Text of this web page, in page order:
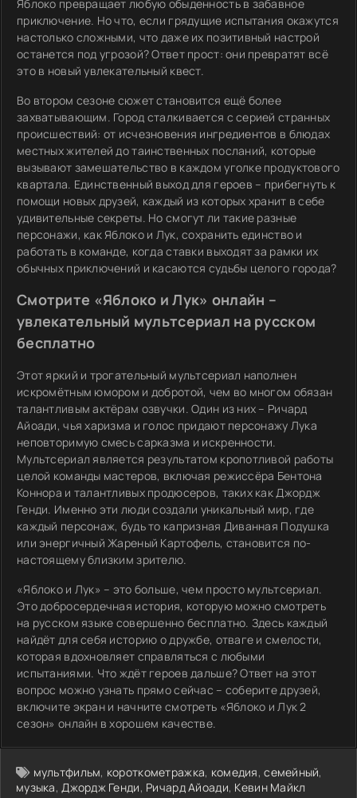
Яблоко превращает любую обыденность в забавное
приключение. Но что, если грядущие испытания окажутся
настолько сложными, что даже их позитивный настрой
останется под угрозой? Ответ прост: они превратят всё
это в новый увлекательный квест.
Во втором сезоне сюжет становится ещё более
захватывающим. Город сталкивается с серией странных
происшествий: от исчезновения ингредиентов в блюдах
местных жителей до таинственных посланий, которые
вызывают замешательство в каждом уголке продуктового
квартала. Единственный выход для героев – прибегнуть к
помощи новых друзей, каждый из которых хранит в себе
удивительные секреты. Но смогут ли такие разные
персонажи, как Яблоко и Лук, сохранить единство и
работать в команде, когда ставки выходят за рамки их
обычных приключений и касаются судьбы целого города?
Смотрите «Яблоко и Лук» онлайн –
увлекательный мультсериал на русском
бесплатно
Этот яркий и трогательный мультсериал наполнен
искромётным юмором и добротой, чем во многом обязан
талантливым актёрам озвучки. Один из них – Ричард
Айоади, чья харизма и голос придают персонажу Лука
неповторимую смесь сарказма и искренности.
Мультсериал является результатом кропотливой работы
целой команды мастеров, включая режиссёра Бентона
Коннора и талантливых продюсеров, таких как Джордж
Генди. Именно эти люди создали уникальный мир, где
каждый персонаж, будь то капризная Диванная Подушка
или энергичный Жареный Картофель, становится по-
настоящему близким зрителю.
«Яблоко и Лук» – это больше, чем просто мультсериал.
Это добросердечная история, которую можно смотреть
на русском языке совершенно бесплатно. Здесь каждый
найдёт для себя историю о дружбе, отваге и смелости,
которая вдохновляет справляться с любыми
испытаниями. Что ждёт героев дальше? Ответ на этот
вопрос можно узнать прямо сейчас – соберите друзей,
включите экран и начните смотреть «Яблоко и Лук 2
сезон» онлайн в хорошем качестве.
мультфильм, короткометражка, комедия,семейный,
музыка,Джордж Генди, Ричард Айоади, Кевин Майкл